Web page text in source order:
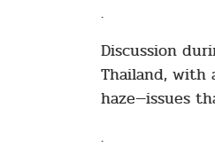
.
Discussion
Thailand, with
haze—issues
.